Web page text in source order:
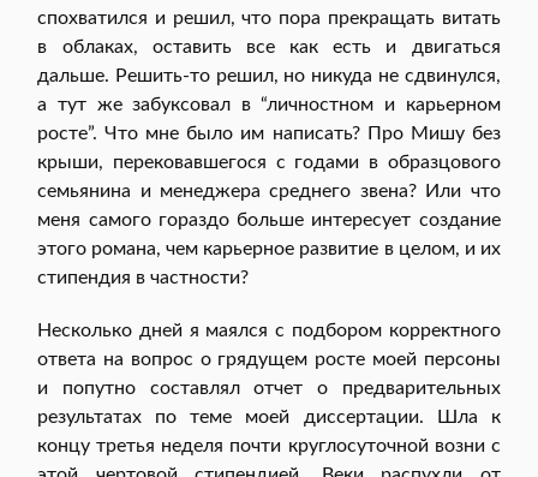
спохватился и решил, что пора прекращать витать
в облаках, оставить все как есть и двигаться
дальше. Решить-то решил, но никуда не сдвинулся,
а тут же забуксовал в “личностном и карьерном
росте”. Что мне было им написать? Про Мишу без
крыши, перековавшегося с годами в образцового
семьянина и менеджера среднего звена? Или что
меня самого гораздо больше интересует создание
этого романа, чем карьерное развитие в целом, и их
стипендия в частности?
Несколько дней я маялся с подбором корректного
ответа на вопрос о грядущем росте моей персоны
и попутно составлял отчет о предварительных
результатах по теме моей диссертации. Шла к
концу третья неделя почти круглосуточной возни с